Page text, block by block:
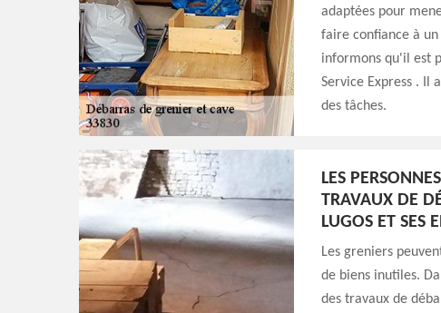
adaptées pour
faire confiance à un
informons qu'il est
Service Express . Il
des tâches.
LES
TRAVAUX DE
LUGOS ET SES
Les greniers
de biens inutiles.
des travaux de